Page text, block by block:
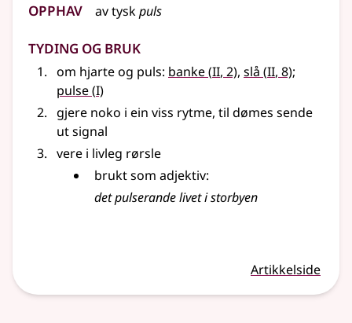
Opphav avtyskpuls
Tyding og bruk
om hjarte og puls: banke(2
II, 2), slå (2
II, 8);
pulse(1
I)
gjere noko i ein viss rytme, til dømes sende
ut signal
vere i livleg rørsle
brukt som adjektiv:
det pulserande livet i storbyen
Artikkelside